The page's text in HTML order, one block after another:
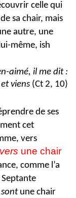
celle qui
sa chair, mais
autre, une
même, ish
aimé, il me dit :
viens (Ct 2, 10)
de ses
cet
vers
vers une chair
comme l’a
sontune chair